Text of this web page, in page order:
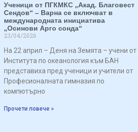
Ученици от ПГКМКС „Акад. Благовест
Сендов“ – Варна се включват в
международната инициатива
„Осинови Арго сонда“
23/04/2026
На 22 април – Деня на Земята – учени от
Института по океанология към БАН
представиха пред ученици и учители от
Професионалната гимназия по
компютърно
Прочети повече »